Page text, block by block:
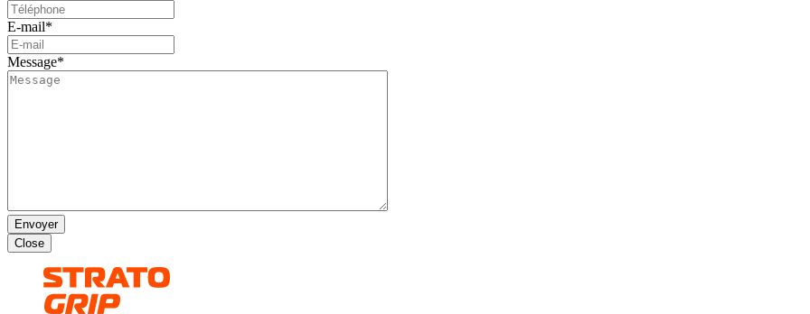
E-mail*
Message*
Close